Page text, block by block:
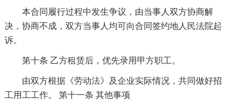
本合同履行过程中发生争议，由当事人双方协商解
决，协商不成，双方当事人均可向合同签约地人民法院起
诉。
第十条 乙方租赁后，优先录用甲方职工。
由双方根据《劳动法》及企业实际情况，共同做好招
工用工工作。 第十一条 其他事项